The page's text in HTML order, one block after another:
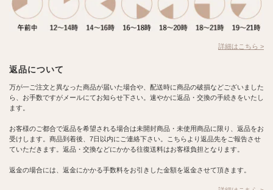
詳細はこちら >
返品について
万が一ご注文と異なった商品が届いた場合や、配送時に商品の破損などございました
ら、お手数ですがメールにてお知らせ下さい。速やかに返品・交換の手続きをいたし
ます。
お客様のご都合で返品を希望される場合は未開封商品・未使用商品に限り、返品をお
受けします。商品到着後、7日以内にご連絡下さい。こちらより返品先をご報告させ
ていただきます。返品・交換などにかかる往復送料はお客様負担となります。
返金の場合には、返金にかかる手数料をお引きした金額を返金させて頂きます。